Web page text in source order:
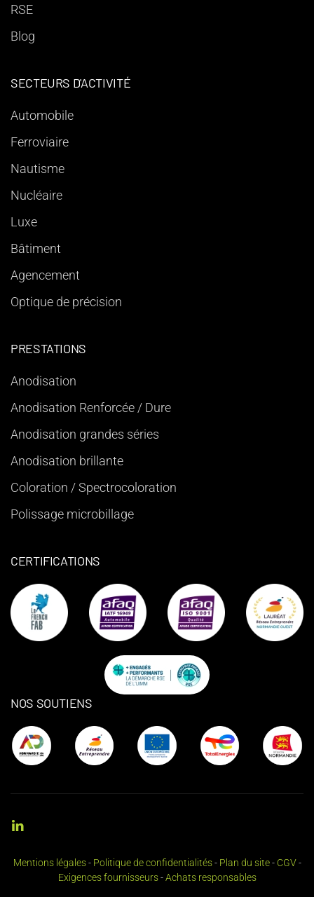
RSE
Blog
SECTEURS D'ACTIVITÉ
Automobile
Ferroviaire
Nautisme
Nucléaire
Luxe
Bâtiment
Agencement
Optique de précision
PRESTATIONS
Anodisation
Anodisation Renforcée / Dure
Anodisation grandes séries
Anodisation brillante
Coloration / Spectrocoloration
Polissage microbillage
CERTIFICATIONS
NOS SOUTIENS
Mentions légales- Politique de confidentialités- Plan du site- CGV-
Exigences fournisseurs-Achats responsables